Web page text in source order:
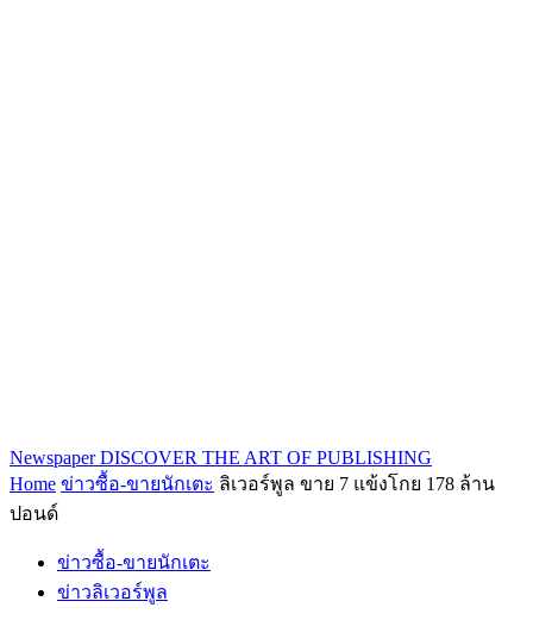
Newspaper DISCOVER THE ART OF PUBLISHING
Home ข่าวซื้อ-ขายนักเตะ ลิเวอร์พูล ขาย 7 แข้งโกย 178 ล้าน
ปอนด์
ข่าวซื้อ-ขายนักเตะ
ข่าวลิเวอร์พูล